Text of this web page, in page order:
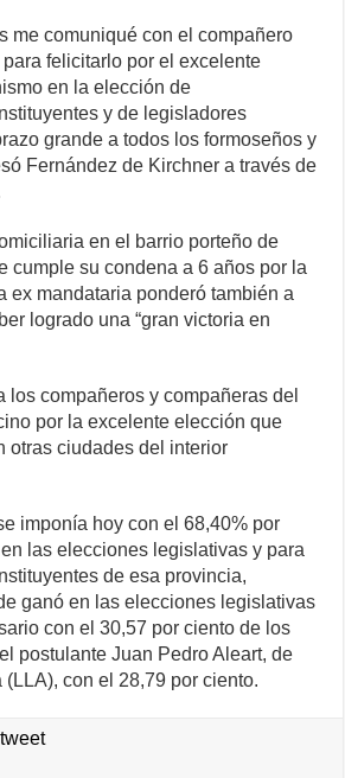
er
k
me comuniqué con el compañero
felicitarlo por el excelente
en la elección de
y de legisladores
grande a todos los formoseños y
Fernández de Kirchner a través de
en el barrio porteño de
cumple su condena a 6 años por la
ex mandataria ponderó también a
logrado una “gran victoria en
los compañeros y compañeras del
por la excelente elección que
otras ciudades del interior
imponía hoy con el 68,40% por
las elecciones legislativas y para
de esa provincia,
ganó en las elecciones legislativas
con el 30,57 por ciento de los
postulante Juan Pedro Aleart, de
(LLA), con el 28,79 por ciento.
tweet